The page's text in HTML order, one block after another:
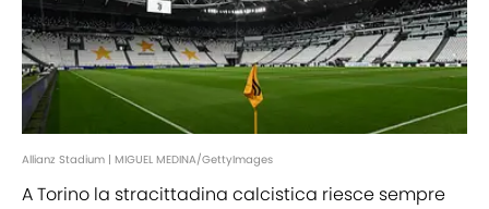
Allianz Stadium | MIGUEL MEDINA/GettyImages
A Torino la stracittadina calcistica riesce sempre